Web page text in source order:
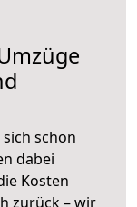
schon
dabei
Kosten
zurück – wir